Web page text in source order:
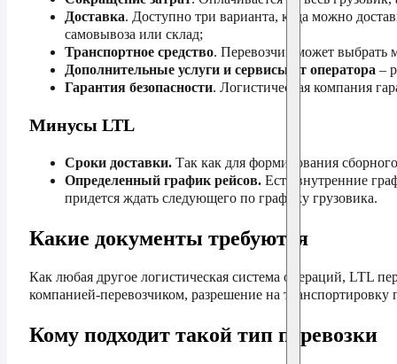
Доставка. Доступно три варианта, куда можно
самовывоза или склад;
Транспортное средство. Перевозчик может выбрать
Дополнительные услуги и сервисы от оператора–
Гарантия безопасности. Логистическая компания
Минусы LTL
Сроки доставки.Так как для формирования сборного
Определенный график рейсов.Есть внутренние
придется ждать следующего по графику грузовика.
Какие документы требуются
Как любая другое логистическая система операций, LTL
компанией-перевозчиком, разрешение на
Кому подходит такой тип перевозки